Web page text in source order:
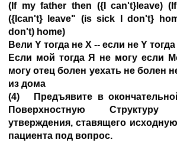
(If my father then ({I can't}leave)
({Ican't} leave" (is sick I don't}
don't) home)
Вели Y тогда не X -- если не Y
Если мой тогда Я не могу если
могу отец болен уехать не болен
из дома
(4) Предъявите в
Поверхностную
утверждения, ставящего
пациента под вопрос.